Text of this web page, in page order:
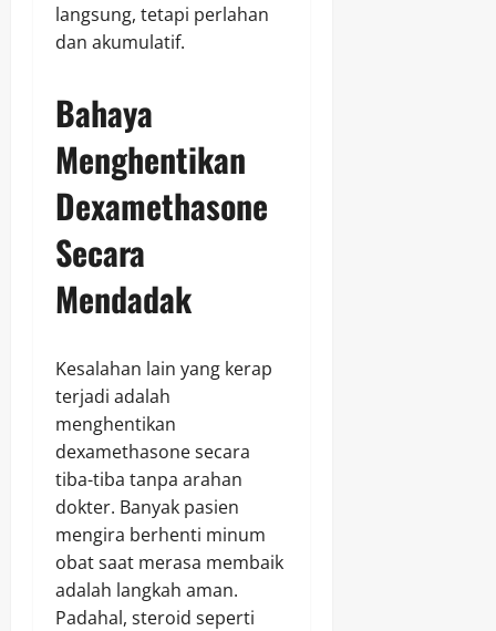
langsung, tetapi perlahan
dan akumulatif.
Bahaya
Menghentikan
Dexamethasone
Secara
Mendadak
Kesalahan lain yang kerap
terjadi adalah
menghentikan
dexamethasone secara
tiba-tiba tanpa arahan
dokter. Banyak pasien
mengira berhenti minum
obat saat merasa membaik
adalah langkah aman.
Padahal, steroid seperti